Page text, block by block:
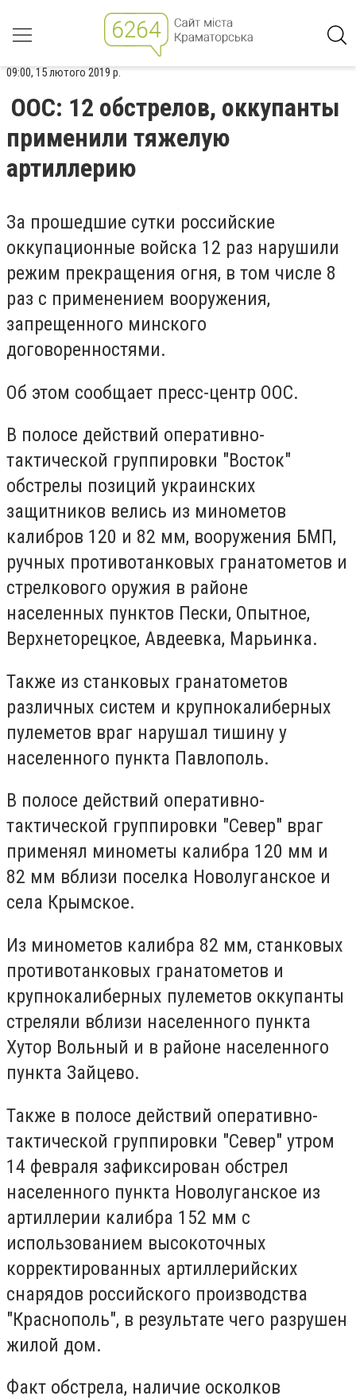
09:00, 15 лютого 2019 р.
ООС: 12 обстрелов, оккупанты
применили тяжелую
артиллерию
За прошедшие сутки российские
оккупационные войска 12 раз нарушили
режим прекращения огня, в том числе 8
раз с применением вооружения,
запрещенного минского
договоренностями.
Об этом сообщает пресс-центр ООС.
В полосе действий оперативно-
тактической группировки "Восток"
обстрелы позиций украинских
защитников велись из минометов
калибров 120 и 82 мм, вооружения БМП,
ручных противотанковых гранатометов и
стрелкового оружия в районе
населенных пунктов Пески, Опытное,
Верхнеторецкое, Авдеевка, Марьинка.
Также из станковых гранатометов
различных систем и крупнокалиберных
пулеметов враг нарушал тишину у
населенного пункта Павлополь.
В полосе действий оперативно-
тактической группировки "Север" враг
применял минометы калибра 120 мм и
82 мм вблизи поселка Новолуганское и
села Крымское.
Из минометов калибра 82 мм, станковых
противотанковых гранатометов и
крупнокалиберных пулеметов оккупанты
стреляли вблизи населенного пункта
Хутор Вольный и в районе населенного
пункта Зайцево.
Также в полосе действий оперативно-
тактической группировки "Север" утром
14 февраля зафиксирован обстрел
населенного пункта Новолуганское из
артиллерии калибра 152 мм с
использованием высокоточных
корректированных артиллерийских
снарядов российского производства
"Краснополь", в результате чего разрушен
жилой дом.
Факт обстрела, наличие осколков